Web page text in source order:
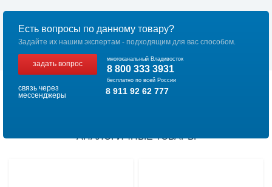
Есть вопросы по данному товару?
Задайте их нашим экспертам - подходящим для вас способом.
задать вопрос
многоканальный Владивосток
8 800 333 3931
бесплатно по всей России
связь через
мессенджеры
8 911 92 62 777
АНАЛОГИЧНЫЕ ТОВАРЫ